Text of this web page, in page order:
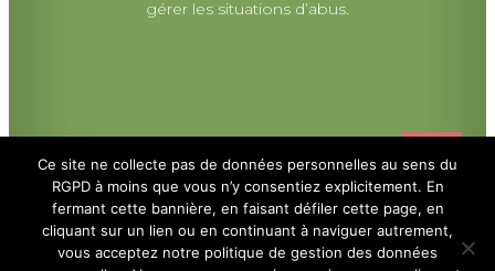
gérer les situations d’abus.
Ce site ne collecte pas de données personnelles au sens du
RGPD à moins que vous n’y consentiez explicitement. En
fermant cette bannière, en faisant défiler cette page, en
cliquant sur un lien ou en continuant à naviguer autrement,
vous acceptez notre politique de gestion des données